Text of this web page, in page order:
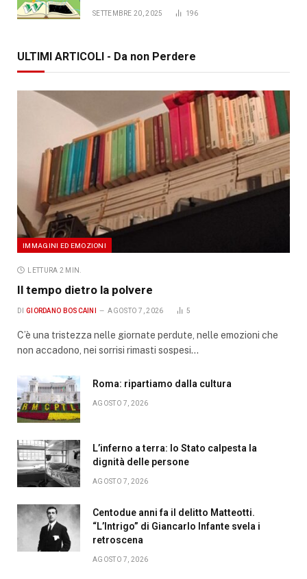
SETTEMBRE 20, 2025 196
ULTIMI ARTICOLI - Da non Perdere
IMMAGINI ED EMOZIONI
LETTURA 2 MIN.
Il tempo dietro la polvere
DI GIORDANO BOSCAINI AGOSTO 7, 2026 5
C’è una tristezza nelle giornate perdute, nelle emozioni che
non accadono, nei sorrisi rimasti sospesi…
Roma: ripartiamo dalla cultura
AGOSTO 7, 2026
L’inferno a terra: lo Stato calpesta la
dignità delle persone
AGOSTO 7, 2026
Centodue anni fa il delitto Matteotti.
“L’Intrigo” di Giancarlo Infante svela i
retroscena
AGOSTO 7, 2026